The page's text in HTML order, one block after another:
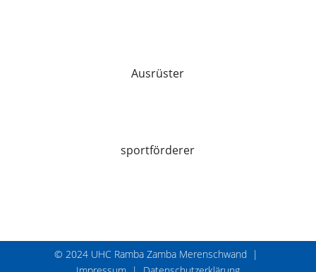
Ausrüster
sportförderer
© 2024 UHC Ramba Zamba Merenschwand |